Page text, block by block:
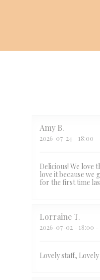
Amy B
2026-07-24 - 18:00 -
Delicious! We love
love it because we
for the first time
LorraineT
2026-07-02 - 18:00
Lovely staff,